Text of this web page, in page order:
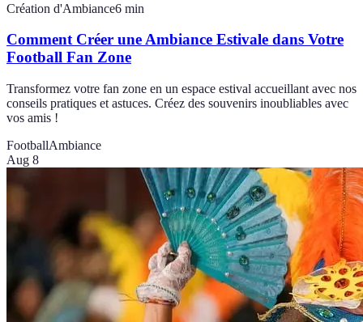
Création d'Ambiance6 min
Comment Créer une Ambiance Estivale dans Votre
Football Fan Zone
Transformez votre fan zone en un espace estival accueillant avec nos
conseils pratiques et astuces. Créez des souvenirs inoubliables avec
vos amis !
FootballAmbiance
Aug 8